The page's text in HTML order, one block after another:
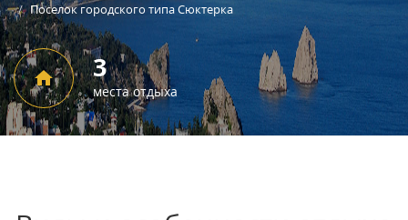
Поселок городского типа Сюктерка
3
места отдыха